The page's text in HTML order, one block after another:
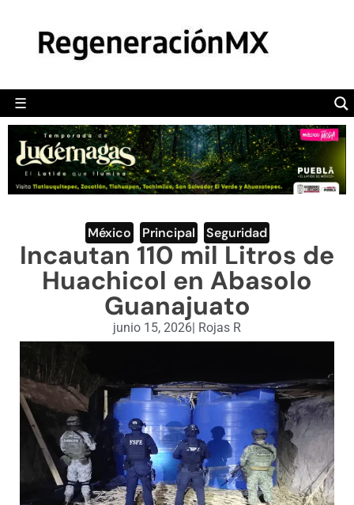
☰
POLÍTICA
CAMALEÓN
OPINIÓN
DEPORTES
ENGLISH SECTION
VIDEOS
México Principal Seguridad
Incautan 110 mil Litros de
Huachicol en Abasolo
Guanajuato
junio 15, 2026| Rojas R